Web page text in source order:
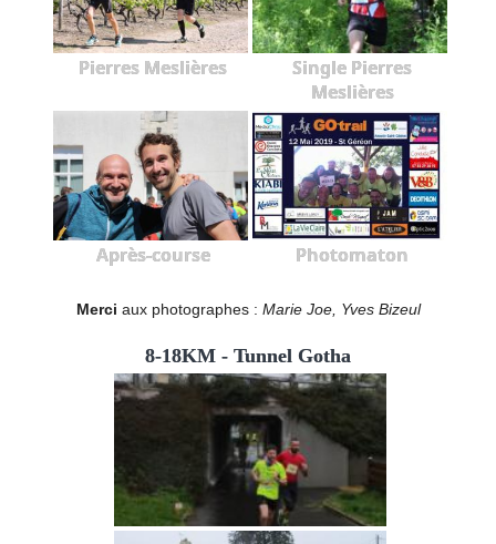
Pierres Meslières
Single Pierres
Meslières
Après-course Photomaton
Merci aux photographes : Marie Joe, Yves Bizeul
8-18KM - Tunnel Gotha